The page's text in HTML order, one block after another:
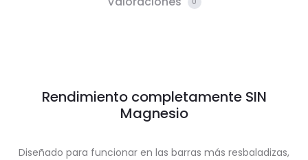
Rendimiento completamente SIN
Magnesio
Diseñado para funcionar en las barras más resbaladizas,